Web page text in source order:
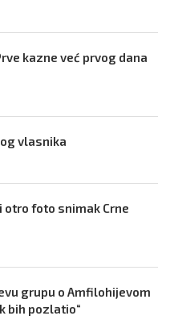
kazne već prvog dana
vlasnika
otro foto snimak Crne
grupu o Amfilohijevom
bih pozlatio“